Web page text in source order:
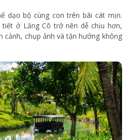
dạo bộ cùng con trên bãi cát mịn.
tiết ở Lăng Cô trở nên dễ chịu hơn,
cảnh, chụp ảnh và tận hưởng không